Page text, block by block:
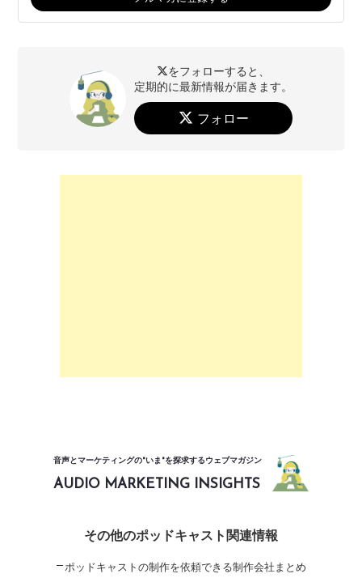
をフォローすると、
定期的に最新情報が届きます。
フォロー
音声とマーケティングの"いま"を探求するウェブマガジン
AUDIO MARKETING INSIGHTS
その他のポッドキャスト関連情報
ポッドキャストの制作を依頼できる制作会社まとめ